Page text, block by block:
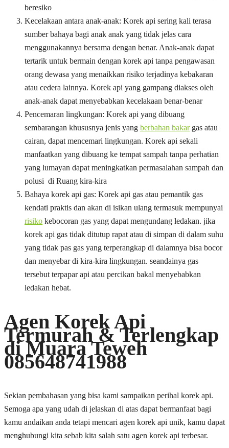
beresiko
Kecelakaan antara anak-anak: Korek api sering kali terasa
sumber bahaya bagi anak anak yang tidak jelas cara
menggunakannya bersama dengan benar. Anak-anak dapat
tertarik untuk bermain dengan korek api tanpa pengawasan
orang dewasa yang menaikkan risiko terjadinya kebakaran
atau cedera lainnya. Korek api yang gampang diakses oleh
anak-anak dapat menyebabkan kecelakaan benar-benar
Pencemaran lingkungan: Korek api yang dibuang
sembarangan khususnya jenis yang berbahan bakargas atau
cairan, dapat mencemari lingkungan. Korek api sekali
manfaatkan yang dibuang ke tempat sampah tanpa perhatian
yang lumayan dapat meningkatkan permasalahan sampah dan
polusi di Ruang kira-kira
Bahaya korek api gas: Korek api gas atau pemantik gas
kendati praktis dan akan di isikan ulang termasuk mempunyai
risiko kebocoran gas yang dapat mengundang ledakan. jika
korek api gas tidak ditutup rapat atau di simpan di dalam suhu
yang tidak pas gas yang terperangkap di dalamnya bisa bocor
dan menyebar di kira-kira lingkungan. seandainya gas
tersebut terpapar api atau percikan bakal menyebabkan
ledakan hebat.
Agen Korek Api
Termurah & Terlengkap
di Muara Teweh
085648741988
Sekian pembahasan yang bisa kami sampaikan perihal korek api.
Semoga apa yang udah di jelaskan di atas dapat bermanfaat bagi
kamu andaikan anda tetapi mencari agen korek api unik, kamu dapat
menghubungi kita sebab kita salah satu agen korek api terbesar.